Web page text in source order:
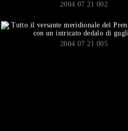
2004 07 21 002
2004 07 21 005